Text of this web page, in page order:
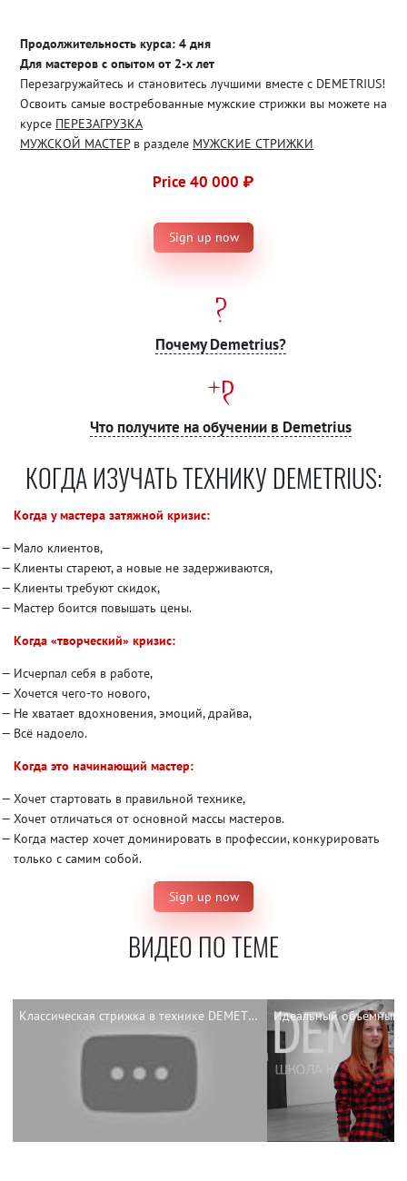
Продолжительность курса: 4 дня
Для мастеров с опытом от 2-х лет
Перезагружайтесь и становитесь лучшими вместе с DEMETRIUS!
Освоить самые востребованные мужские стрижки вы можете на
курсе ПЕРЕЗАГРУЗКА
МУЖСКОЙ МАСТЕРв разделе МУЖСКИЕ СТРИЖКИ
Price 40 000 ₽
Sign up now
Почему Demetrius?
Что получите на обучении в Demetrius
КОГДА ИЗУЧАТЬ ТЕХНИКУ DEMETRIUS:
Когда у мастера затяжной кризис:
Мало клиентов,
Клиенты стареют, а новые не задерживаются,
Клиенты требуют скидок,
Мастер боится повышать цены.
Когда «творческий» кризис:
Исчерпал себя в работе,
Хочется чего-то нового,
Не хватает вдохновения, эмоций, драйва,
Всё надоело.
Когда это начинающий мастер:
Хочет стартовать в правильной технике,
Хочет отличаться от основной массы мастеров.
Когда мастер хочет доминировать в профессии, конкурировать
только с самим собой.
Sign up now
ВИДЕО ПО ТЕМЕ
Классическая стрижка в технике DEMETRIUS